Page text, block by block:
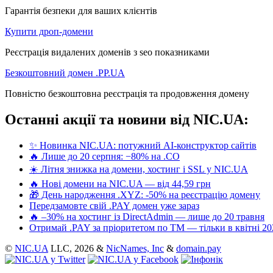
Гарантія безпеки для ваших клієнтів
Купити дроп-домени
Реєстрація видалених доменів з seo показниками
Безкоштовний домен .PP.UA
Повністю безкоштовна реєстрація та продовження домену
Останні акції та новини від NIC.UA:
✨ Новинка NIC.UA: потужний AI-конструктор сайтів
🔥 Лише до 20 серпня: −80% на .CO
☀️ Літня знижка на домени, хостинг і SSL у NIC.UA
🔥 Нові домени на NIC.UA — від 44,59 грн
🎁 День народження .XYZ: -50% на реєстрацію домену
Передзамовте свій .PAY домен уже зараз
🔥 –30% на хостинг із DirectAdmin — лише до 20 травня
Отримай .PAY за пріоритетом по ТМ — тільки в квітні
© NIC.UA LLC, 2026 & NicNames, Inc & domain.pay